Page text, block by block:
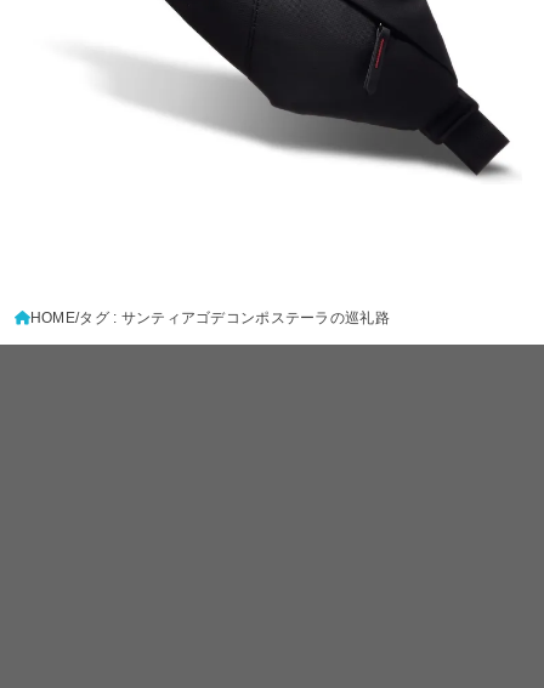
HOME タグ : サンティアゴデコンポステーラの巡礼路